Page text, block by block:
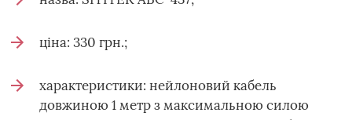
ціна: 330 грн.;
характеристики: нейлоновий кабель
довжиною 1 метр з максимальною силою